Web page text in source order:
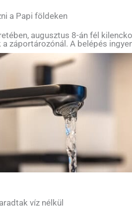
a Papi földeken
augusztus 8-án fél
záportározónál. A belépés
víz nélkül